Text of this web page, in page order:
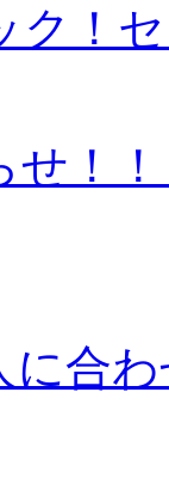
ク！
せ！
に合